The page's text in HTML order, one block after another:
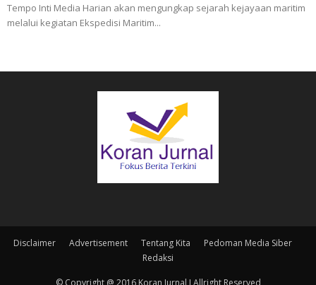
Tempo Inti Media Harian akan mengungkap sejarah kejayaan maritim
melalui kegiatan Ekspedisi Maritim...
Disclaimer Advertisement Tentang Kita
Pedoman Media Siber
Redaksi
© Copyright @ 2016 Koran Jurnal I Allright Reserved